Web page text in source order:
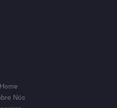
Home
Nós